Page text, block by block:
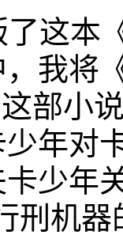
了这本
我将
部小
年对
少年
刑机器